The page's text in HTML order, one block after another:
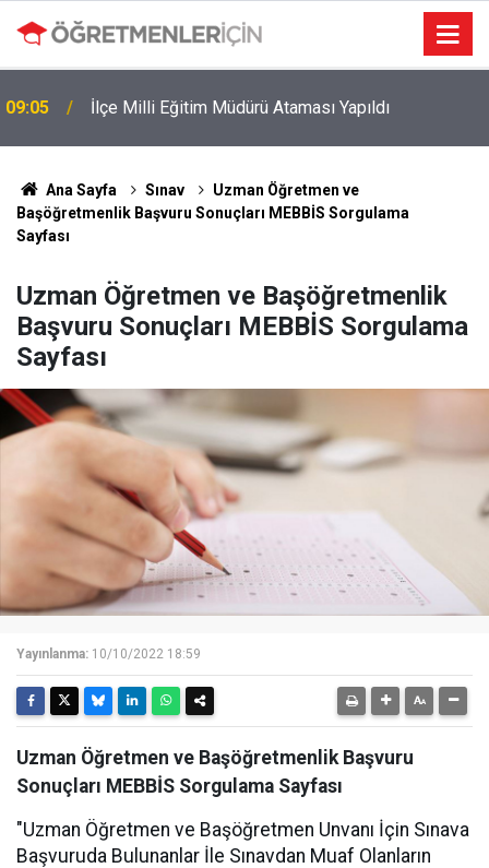
09:05 İlçe Milli Eğitim Müdürü Ataması Yapıldı
Ana Sayfa Sınav
Uzman Öğretmen ve
Başöğretmenlik Başvuru Sonuçları MEBBİS Sorgulama
Sayfası
Uzman Öğretmen ve Başöğretmenlik
Başvuru Sonuçları MEBBİS Sorgulama
Sayfası
Yayınlanma: 10/10/2022 18:59
Uzman Öğretmen ve Başöğretmenlik Başvuru
Sonuçları MEBBİS Sorgulama Sayfası
"Uzman Öğretmen ve Başöğretmen Unvanı İçin Sınava
Başvuruda Bulunanlar İle Sınavdan Muaf Olanların